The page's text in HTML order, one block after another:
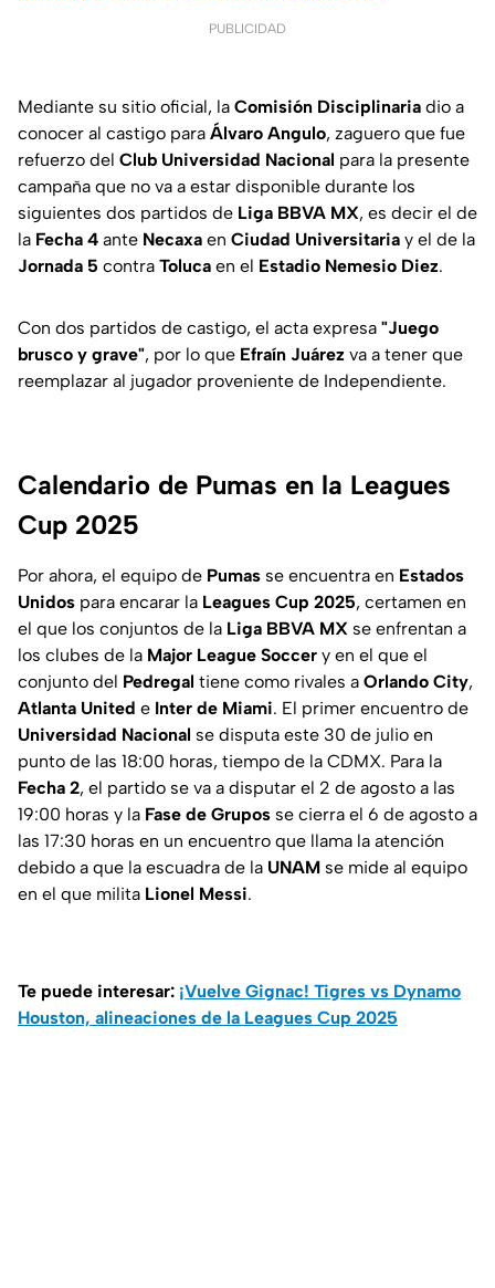
PUBLICIDAD
Mediante su sitio oficial, la Comisión Disciplinaria dio a
conocer al castigo para Álvaro Angulo, zaguero que fue
refuerzo del Club Universidad Nacional para la presente
campaña que no va a estar disponible durante los
siguientes dos partidos de Liga BBVA MX, es decir el de
la Fecha 4 ante Necaxa en Ciudad Universitaria y el de la
Jornada 5 contra Toluca en el Estadio Nemesio Diez.
Con dos partidos de castigo, el acta expresa "Juego
brusco y grave", por lo que Efraín Juárez va a tener que
reemplazar al jugador proveniente de Independiente.
Calendario de Pumas en la Leagues
Cup 2025
Por ahora, el equipo de Pumas se encuentra en Estados
Unidos para encarar la Leagues Cup 2025, certamen en
el que los conjuntos de la Liga BBVA MX se enfrentan a
los clubes de la Major League Soccer y en el que el
conjunto del Pedregal tiene como rivales a Orlando City,
Atlanta United e Inter de Miami. El primer encuentro de
Universidad Nacional se disputa este 30 de julio en
punto de las 18:00 horas, tiempo de la CDMX. Para la
Fecha 2, el partido se va a disputar el 2 de agosto a las
19:00 horas y la Fase de Grupos se cierra el 6 de agosto a
las 17:30 horas en un encuentro que llama la atención
debido a que la escuadra de la UNAM se mide al equipo
en el que milita Lionel Messi.
Te puede interesar: ¡Vuelve Gignac! Tigres vs Dynamo
Houston, alineaciones de la Leagues Cup 2025